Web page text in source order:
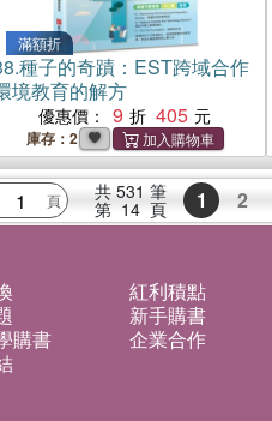
滿額折
種子的奇蹟：EST跨域合作
境教育的解方
優惠價： 9 405
庫存：2
共 531 筆
第 14 頁 1 2
紅利積點
新手購書
購書
企業合作